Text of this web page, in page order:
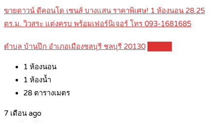
ขายดาวน์ ดีคอนโด เซนส์ บางแสน ราคาพิเศษ! 1 ห้องนอน 28.25
ตร.ม. วิวสระ แต่งครบ พร้อมเฟอร์นิเจอร์ โทร 093-1681685
ตำบล บ้านปึก อำเภอเมืองชลบุรี ชลบุรี 20130
1 ห้องนอน
1 ห้องน้ำ
28 ตารางเมตร
7 เดือน ago